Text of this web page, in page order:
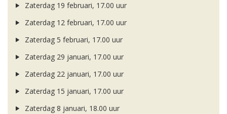
Zaterdag 19 februari, 17.00 uur
Zaterdag 12 februari, 17.00 uur
Zaterdag 5 februari, 17.00 uur
Zaterdag 29 januari, 17.00 uur
Zaterdag 22 januari, 17.00 uur
Zaterdag 15 januari, 17.00 uur
Zaterdag 8 januari, 18.00 uur